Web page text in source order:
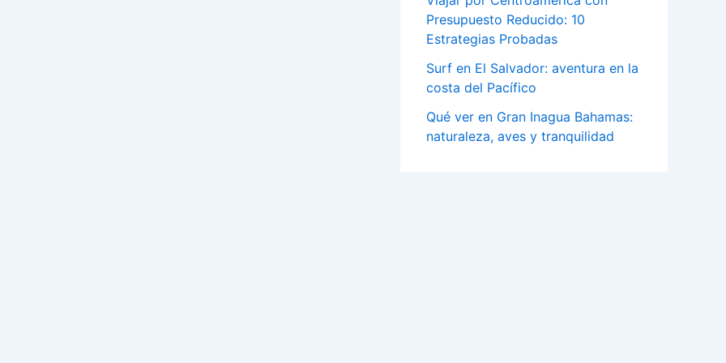
Presupuesto Reducido: 10
Estrategias Probadas
Surf en El Salvador: aventura en la
costa del Pacífico
Qué ver en Gran Inagua Bahamas:
naturaleza, aves y tranquilidad